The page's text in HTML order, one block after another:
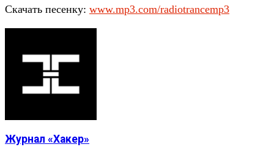
Скачать песенку: www.mp3.com/radiotrancemp3
Журнал «Хакер»